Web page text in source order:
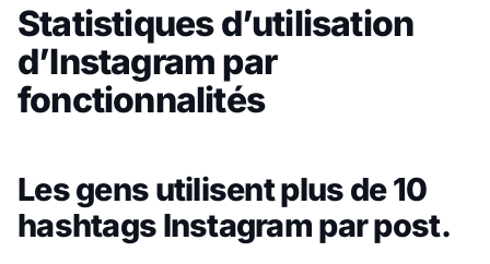
Statistiques d’utilisation
d’Instagram par
fonctionnalités
Les gens utilisent plus de 10
hashtags Instagram par post.